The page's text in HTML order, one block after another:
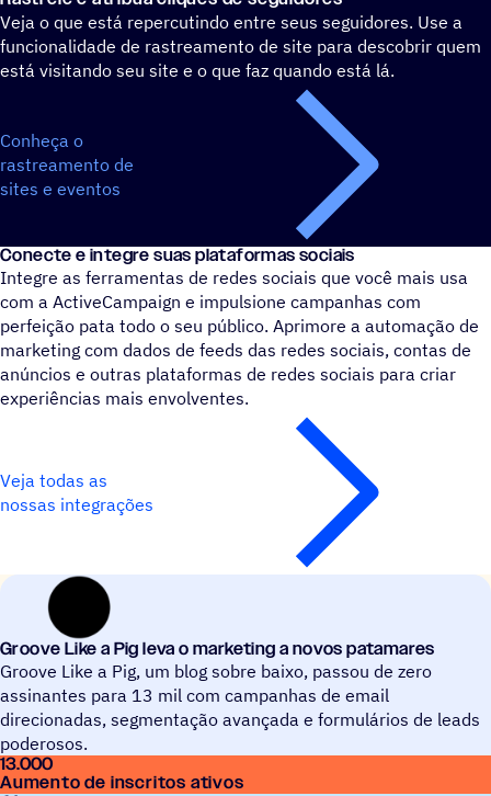
Veja o que está repercutindo entre seus seguidores. Use a
funcionalidade de rastreamento de site para descobrir quem
está visitando seu site e o que faz quando está lá.
Conheça o
rastreamento de
sites e eventos
Conecte e integre suas plataformas sociais
Integre as ferramentas de redes sociais que você mais usa
com a ActiveCampaign e impulsione campanhas com
perfeição pata todo o seu público. Aprimore a automação de
marketing com dados de feeds das redes sociais, contas de
anúncios e outras plataformas de redes sociais para criar
experiências mais envolventes.
Veja todas as
nossas integrações
Groove Like a Pig leva o marketing a novos patamares
Groove Like a Pig, um blog sobre baixo, passou de zero
assinantes para 13 mil com campanhas de email
direcionadas, segmentação avançada e formulários de leads
poderosos.
13.000
Aumento de inscritos ativos